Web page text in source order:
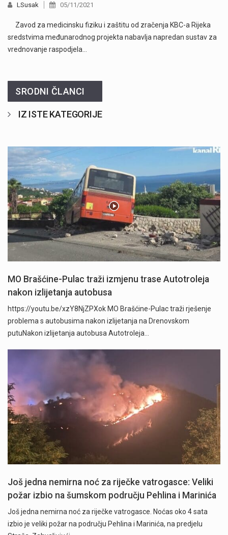
LSusak 05/11/2021
Zavod za medicinsku fiziku i zaštitu od zračenja KBC-a Rijeka
sredstvima međunarodnog projekta nabavlja napredan sustav za
vrednovanje raspodjela…
SRODNI ČLANCI
IZ ISTE KATEGORIJE
MO Brašćine-Pulac traži izmjenu trase Autotroleja
nakon izlijetanja autobusa
https://youtu.be/xzY8NjZPXok MO Brašćine-Pulac traži rješenje
problema s autobusima nakon izlijetanja na Drenovskom
putuNakon izlijetanja autobusa Autotroleja…
Još jedna nemirna noć za riječke vatrogasce: Veliki
požar izbio na šumskom području Pehlina i Marinića
Još jedna nemirna noć za riječke vatrogasce. Noćas oko 4 sata
izbio je veliki požar na području Pehlina i Marinića, na predjelu